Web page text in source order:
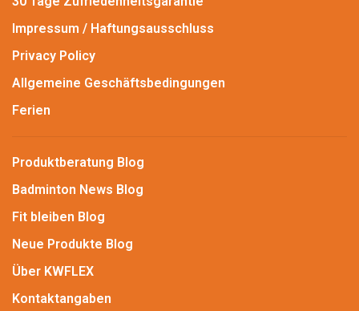
Impressum / Haftungsausschluss
Privacy Policy
Allgemeine Geschäftsbedingungen
Ferien
Produktberatung Blog
Badminton News Blog
Fit bleiben Blog
Neue Produkte Blog
Über KWFLEX
Kontaktangaben